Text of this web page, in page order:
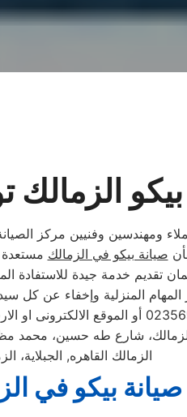
الزمالك
ومهندسين وفنيين مركز
صيانة بيكو في الزمالك مستعدة
المنزلية وإخفاء عن كل
شارع طه حسين، محمد
الزمالك القاهره, الجبلاية،
صيانة بيكو في